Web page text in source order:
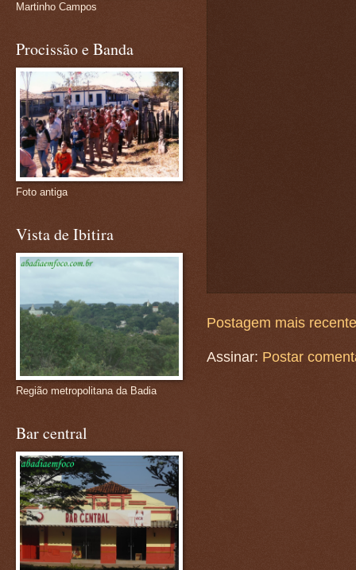
Postagem mais recente
Assinar: Postar
Martinho Campos
Procissão e Banda
Foto antiga
Vista de Ibitira
Região metropolitana da Badia
Bar central